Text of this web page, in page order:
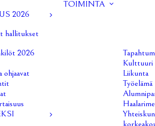
2026
hallitukset
2026
ohjaavat
TOIMINTA
Kulttuuri
Liikunta
Työelämä